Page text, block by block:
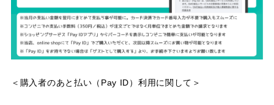
＜購入者のあと払い（Pay ID）利用に関して＞